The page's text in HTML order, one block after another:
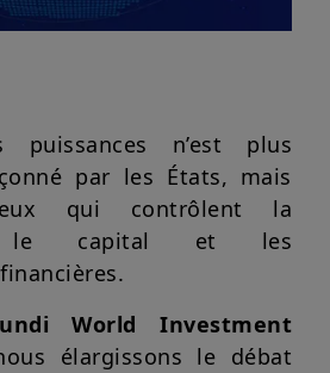
puissances n’est plus
par les États, mais
qui contrôlent la
le capital et les
World Investment
élargissons le débat